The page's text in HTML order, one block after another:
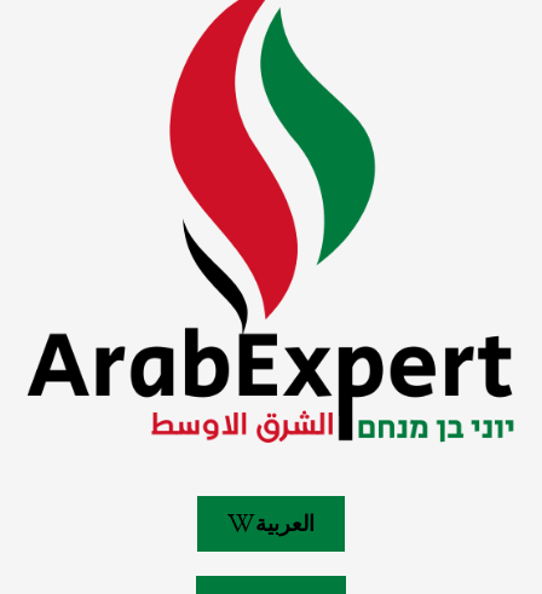
العربية